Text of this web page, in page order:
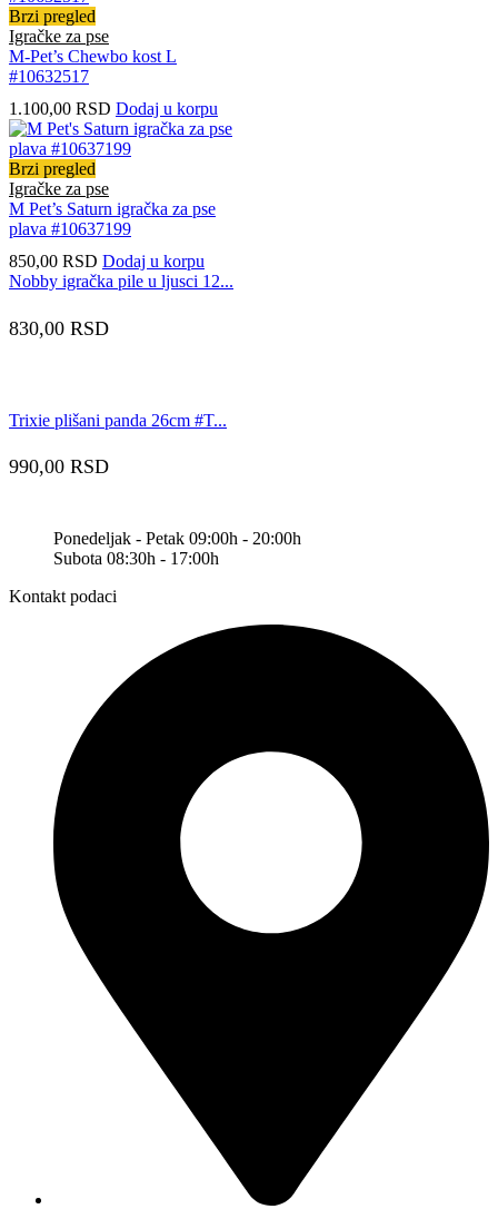
izabrane
na
Brzi pregled
Igračke za pse
M-Pet’s Chewbo kost L
#10632517
1.100,00 RSD Dodaj u korpu
Brzi pregled
Igračke za pse
M Pet’s Saturn igračka za pse
plava #10637199
850,00 RSD Dodaj u korpu
Nobby igračka pile u ljusci 12...
830,00 RSD
Trixie plišani panda 26cm #T...
990,00 RSD
Ponedeljak - Petak 09:00h - 20:00h
Subota 08:30h - 17:00h
Kontakt podaci